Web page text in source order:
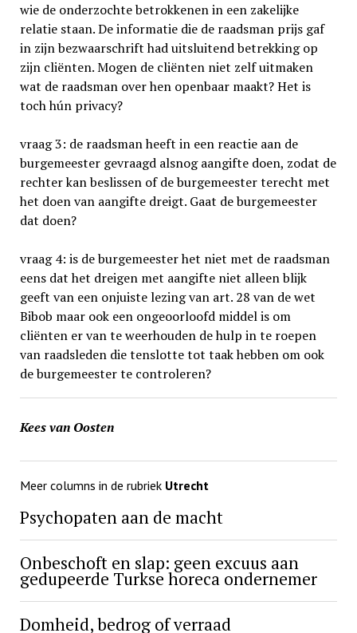
wie de onderzochte betrokkenen in een zakelijke
relatie staan. De informatie die de raads­man prijs gaf
in zijn bezwaarschrift had uitsluitend betrekking op
zijn cliënten. Mogen de cliënten niet zelf uitmaken
wat de raadsman over hen openbaar maakt? Het is
toch hún privacy?
vraag 3: de raadsman heeft in een reactie aan de
burgemeester gevraagd alsnog aangifte doen, zodat de
rechter kan beslissen of de burgemeester terecht met
het doen van aangifte dreigt. Gaat de burgemeester
dat doen?
vraag 4: is de burgemeester het niet met de raadsman
eens dat het dreigen met aangifte niet alleen blijk
geeft van een onjuiste lezing van art. 28 van de wet
Bibob maar ook een ongeoorloofd middel is om
cliënten er van te weerhouden de hulp in te roepen
van raadsleden die tenslotte tot taak hebben om ook
de burgemeester te controleren?
Kees van Oosten
Meer columns in de rubriek Utrecht
Psychopaten aan de macht
Onbeschoft en slap: geen excuus aan
gedupeerde Turkse horeca ondernemer
Domheid, bedrog of verraad